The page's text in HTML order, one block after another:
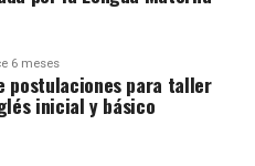
6 meses
postulaciones para taller
inicial y básico